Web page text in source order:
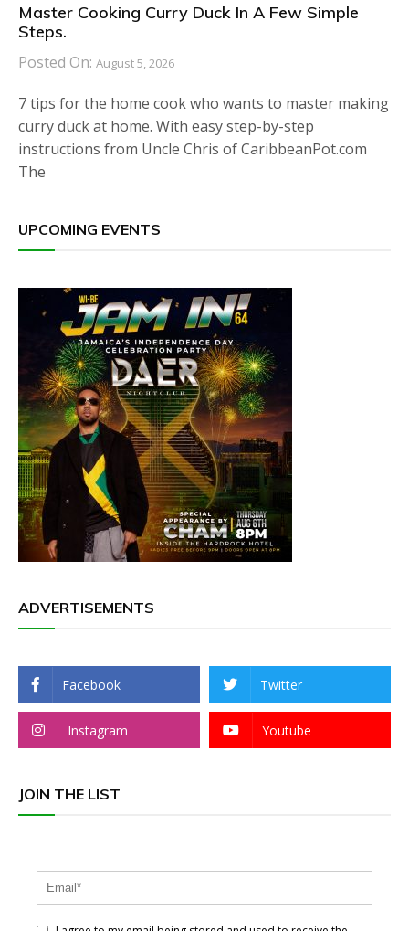
Master Cooking Curry Duck In A Few Simple
Steps.
Posted On: August 5, 2026
7 tips for the home cook who wants to master making
curry duck at home. With easy step-by-step
instructions from Uncle Chris of CaribbeanPot.com
The
UPCOMING EVENTS
ADVERTISEMENTS
Facebook Twitter
Instagram Youtube
JOIN THE LIST